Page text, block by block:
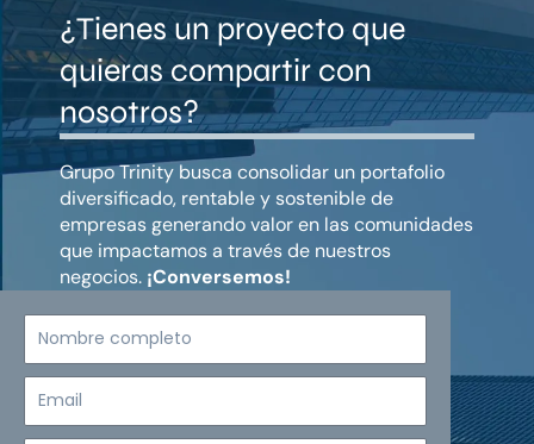
i
¿Tienes un proyecto que
quieras compartir con
nosotros?
Grupo Trinity busca consolidar un portafolio
diversificado, rentable y sostenible de
empresas generando valor en las comunidades
que impactamos a través de nuestros
negocios. ¡Conversemos!